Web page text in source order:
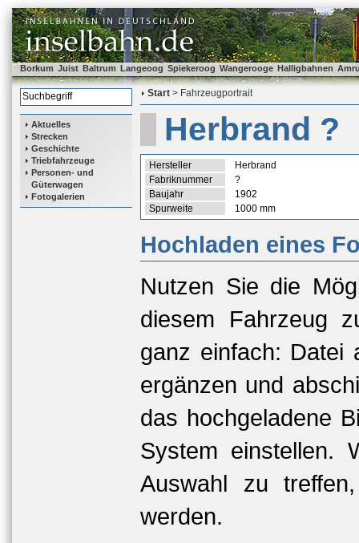
Borkum Juist Baltrum Langeoog Spiekeroog Wangerooge Halligbahnen
Aktuelles
Strecken
Geschichte
Triebfahrzeuge
Personen- und
Güterwagen
Fotogalerien
Start > Fahrzeugportrait
Herbrand ?
Hersteller
Herbrand
Fabriknummer
?
Baujahr
1902
Spurweite
1000 mm
Hochladen eines
Nutzen Sie die
diesem Fahrzeug
ganz einfach: Datei
ergänzen und
das hochgeladene
System einstellen.
Auswahl zu
werden.